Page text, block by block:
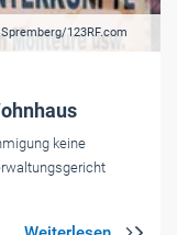
123RF.com
keine